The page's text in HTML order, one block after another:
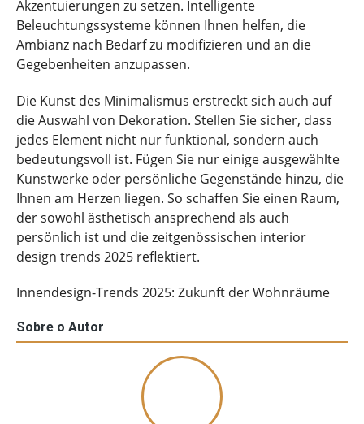
Akzentuierungen zu setzen. Intelligente
Beleuchtungssysteme können Ihnen helfen, die
Ambianz nach Bedarf zu modifizieren und an die
Gegebenheiten anzupassen.
Die Kunst des Minimalismus erstreckt sich auch auf
die Auswahl von Dekoration. Stellen Sie sicher, dass
jedes Element nicht nur funktional, sondern auch
bedeutungsvoll ist. Fügen Sie nur einige ausgewählte
Kunstwerke oder persönliche Gegenstände hinzu, die
Ihnen am Herzen liegen. So schaffen Sie einen Raum,
der sowohl ästhetisch ansprechend als auch
persönlich ist und die zeitgenössischen interior
design trends 2025 reflektiert.
Innendesign-Trends 2025: Zukunft der Wohnräume
Sobre o Autor